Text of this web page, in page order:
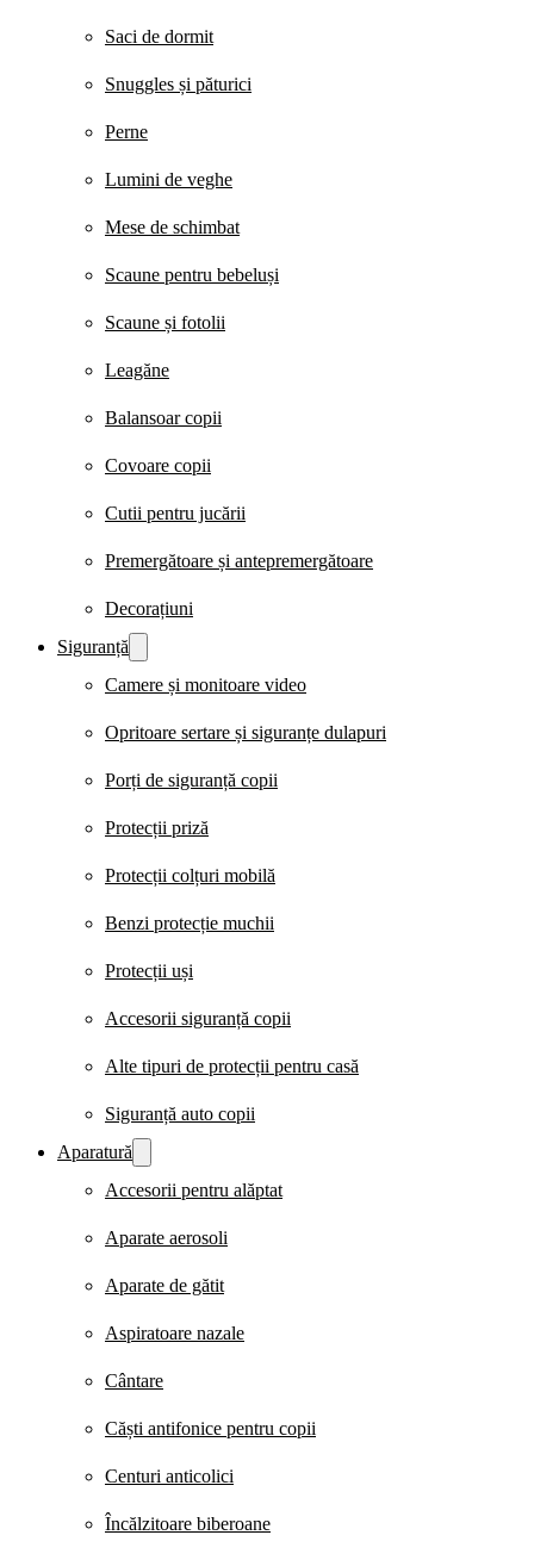
Saci de dormit
Snuggles și păturici
Perne
Lumini de veghe
Mese de schimbat
Scaune pentru bebeluși
Scaune și fotolii
Leagăne
Balansoar copii
Covoare copii
Cutii pentru jucării
Premergătoare și antepremergătoare
Decorațiuni
Siguranță
Camere și monitoare video
Opritoare sertare și siguranțe dulapuri
Porți de siguranță copii
Protecții priză
Protecții colțuri mobilă
Benzi protecție muchii
Protecții uși
Accesorii siguranță copii
Alte tipuri de protecții pentru casă
Siguranță auto copii
Aparatură
Accesorii pentru alăptat
Aparate aerosoli
Aparate de gătit
Aspiratoare nazale
Cântare
Căști antifonice pentru copii
Centuri anticolici
Încălzitoare biberoane